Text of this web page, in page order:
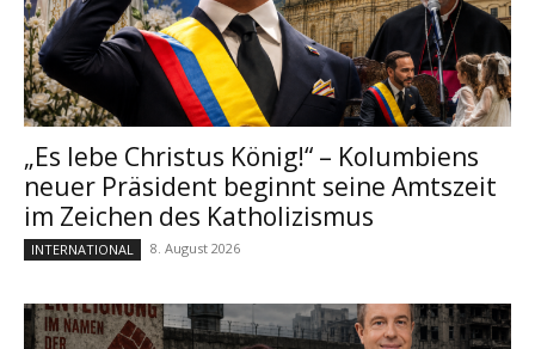
„Es lebe Christus König!“ – Kolumbiens
neuer Präsident beginnt seine Amtszeit
im Zeichen des Katholizismus
INTERNATIONAL 8. August 2026